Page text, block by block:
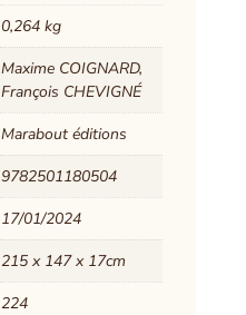
0,264 kg
Maxime COIGNARD,
François CHEVIGNÉ
Marabout éditions
9782501180504
17/01/2024
215 x 147 x 17cm
224